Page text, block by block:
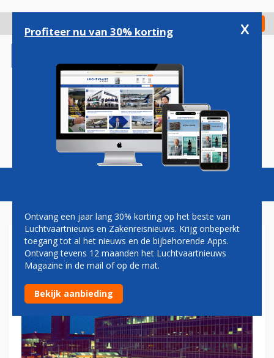
gaan
Check in
Magazine Podcasts Vacatures
DAVID VAN VLIET: YUL
Profiteer nu van 30% korting x
Ontvang een jaar lang 30% korting op het beste van
Luchtvaartnieuws en Zakenreisnieuws. Krijg onbeperkt
toegang tot al het nieuws en de bijbehorende Apps.
Ontvang tevens 12 maanden het Luchtvaartnieuws
Magazine in de mail of op de mat.
Bekijk aanbieding